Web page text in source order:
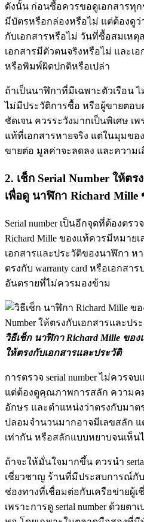
ดังนั้น ก่อนซื้อควรขอดูเอกสารทุก
มีบัตรหรือกล่องหรือไม่ แต่ต้องดูว่
กับเอกสารหรือไม่ วันที่ซื้อสมเห
เอกสารมีตัวตนจริงหรือไม่ และเ
หรือพิมพ์ผิดปกติหรือเปล่า
ถ้าเป็นนาฬิกาที่มีเฉพาะตัวเรือน
ไม่มีประวัติการซื้อ หรือผู้ขายตอบ
ชัดเจน ควรระวังมากเป็นพิเศษ เ
แท้ที่เอกสารหายจริง แต่ในมุมขอ
ขายต่อ มูลค่าจะลดลง และความ
2. เช็ก Serial Number ให้ตร
เพื่อดู นาฬิกา Richard Mille
Serial number เป็นอีกจุดที่ต้องตร
Richard Mille ของแท้ควรมีหมาย
เอกสารและประวัติของนาฬิกา หา
ตรงกับ warranty card หรือเอก
อันตรายที่ไม่ควรมองข้าม
วิธีเช็ก นาฬิกา Richard Mille ขอ
ให้ตรงกับเอกสารและประวัติ
การตรวจ serial number ไม่ควรจ
แต่ต้องดูคุณภาพการสลัก ความค
อักษร และตำแหน่งว่าตรงกับมา
ปลอมจำนวนมากอาจมีเลขสลัก
เท่ากัน หรือสลักแบบหยาบจนเห็น
ถ้าจะให้มั่นใจมากขึ้น ควรนำ
เชี่ยวชาญ ร้านที่มีประสบการณ์กับ
ช่องทางที่เชื่อมต่อกับเครือข่ายผู้
เพราะการดู serial number ด้วยตา